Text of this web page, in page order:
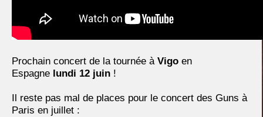
Prochain concert de la tournée à Vigo en
Espagne lundi 12 juin !
Il reste pas mal de places pour le concert des Guns à
Paris en juillet :